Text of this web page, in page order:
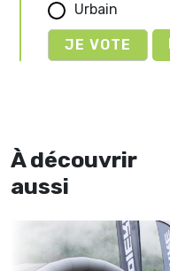
Urbain
À découvrir
aussi